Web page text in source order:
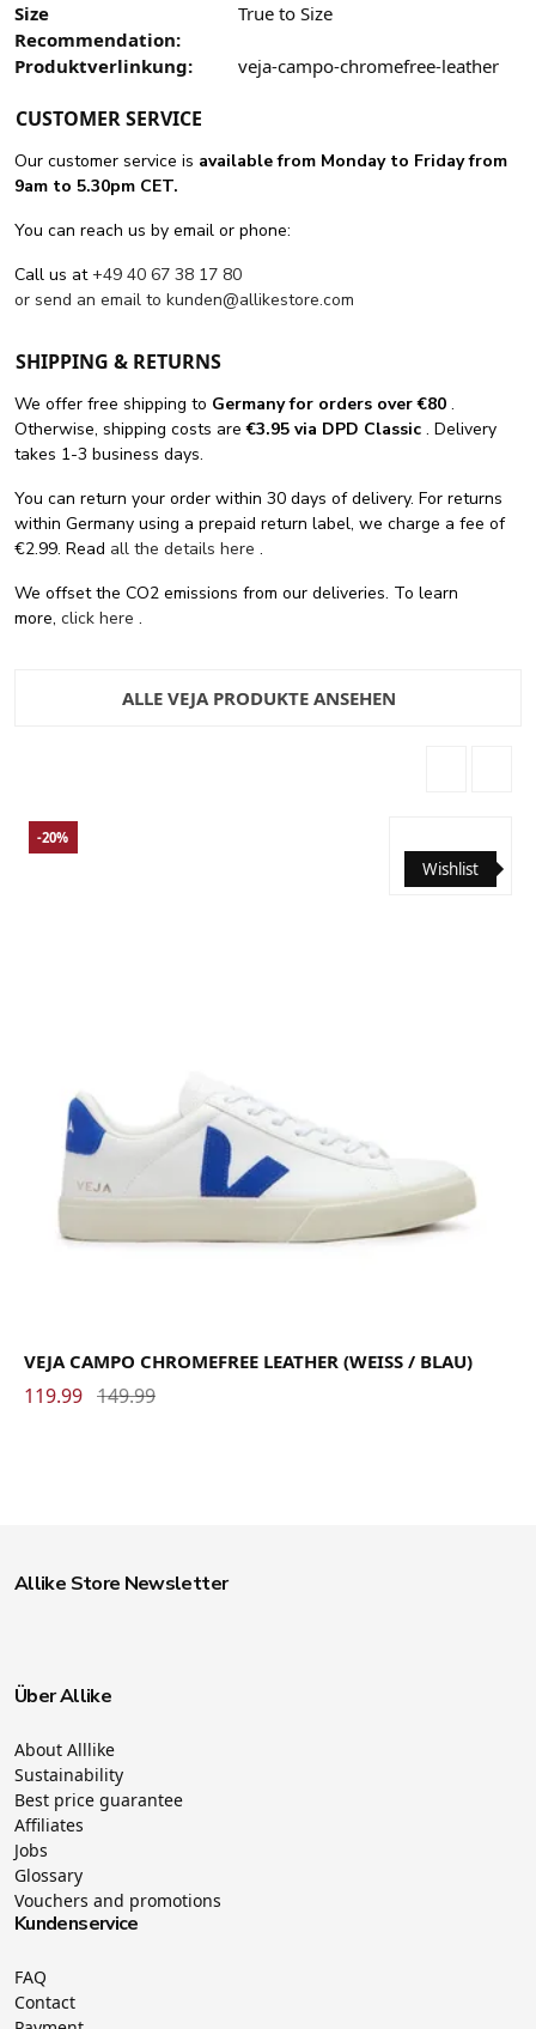
Size
Recommendation:
True to Size
Produktverlinkung: veja-campo-chromefree-leather
CUSTOMER SERVICE
Our customer service is available from Monday to Friday from
9am to 5.30pm CET.
You can reach us by email or phone:
Call us at+49 40 67 38 17 80
or send an email to kunden@allikestore.com
SHIPPING & RETURNS
We offer free shipping to Germany for orders over €80 .
Otherwise, shipping costs are€3.95 via DPD Classic . Delivery
takes 1-3 business days.
You can return your order within 30 days of delivery. For returns
within Germany using a prepaid return label, we charge a fee of
€2.99. Read all the details here .
We offset the CO2 emissions from our deliveries. To learn
more, click here .
ALLE VEJA PRODUKTE ANSEHEN
Wishlist
-20%
VEJA CAMPO CHROMEFREE LEATHER (WEISS / BLAU)
119.99 149.99
Allike Store Newsletter
Über Allike
About Alllike
Sustainability
Best price guarantee
Affiliates
Jobs
Glossary
Vouchers and promotions
Kundenservice
FAQ
Contact